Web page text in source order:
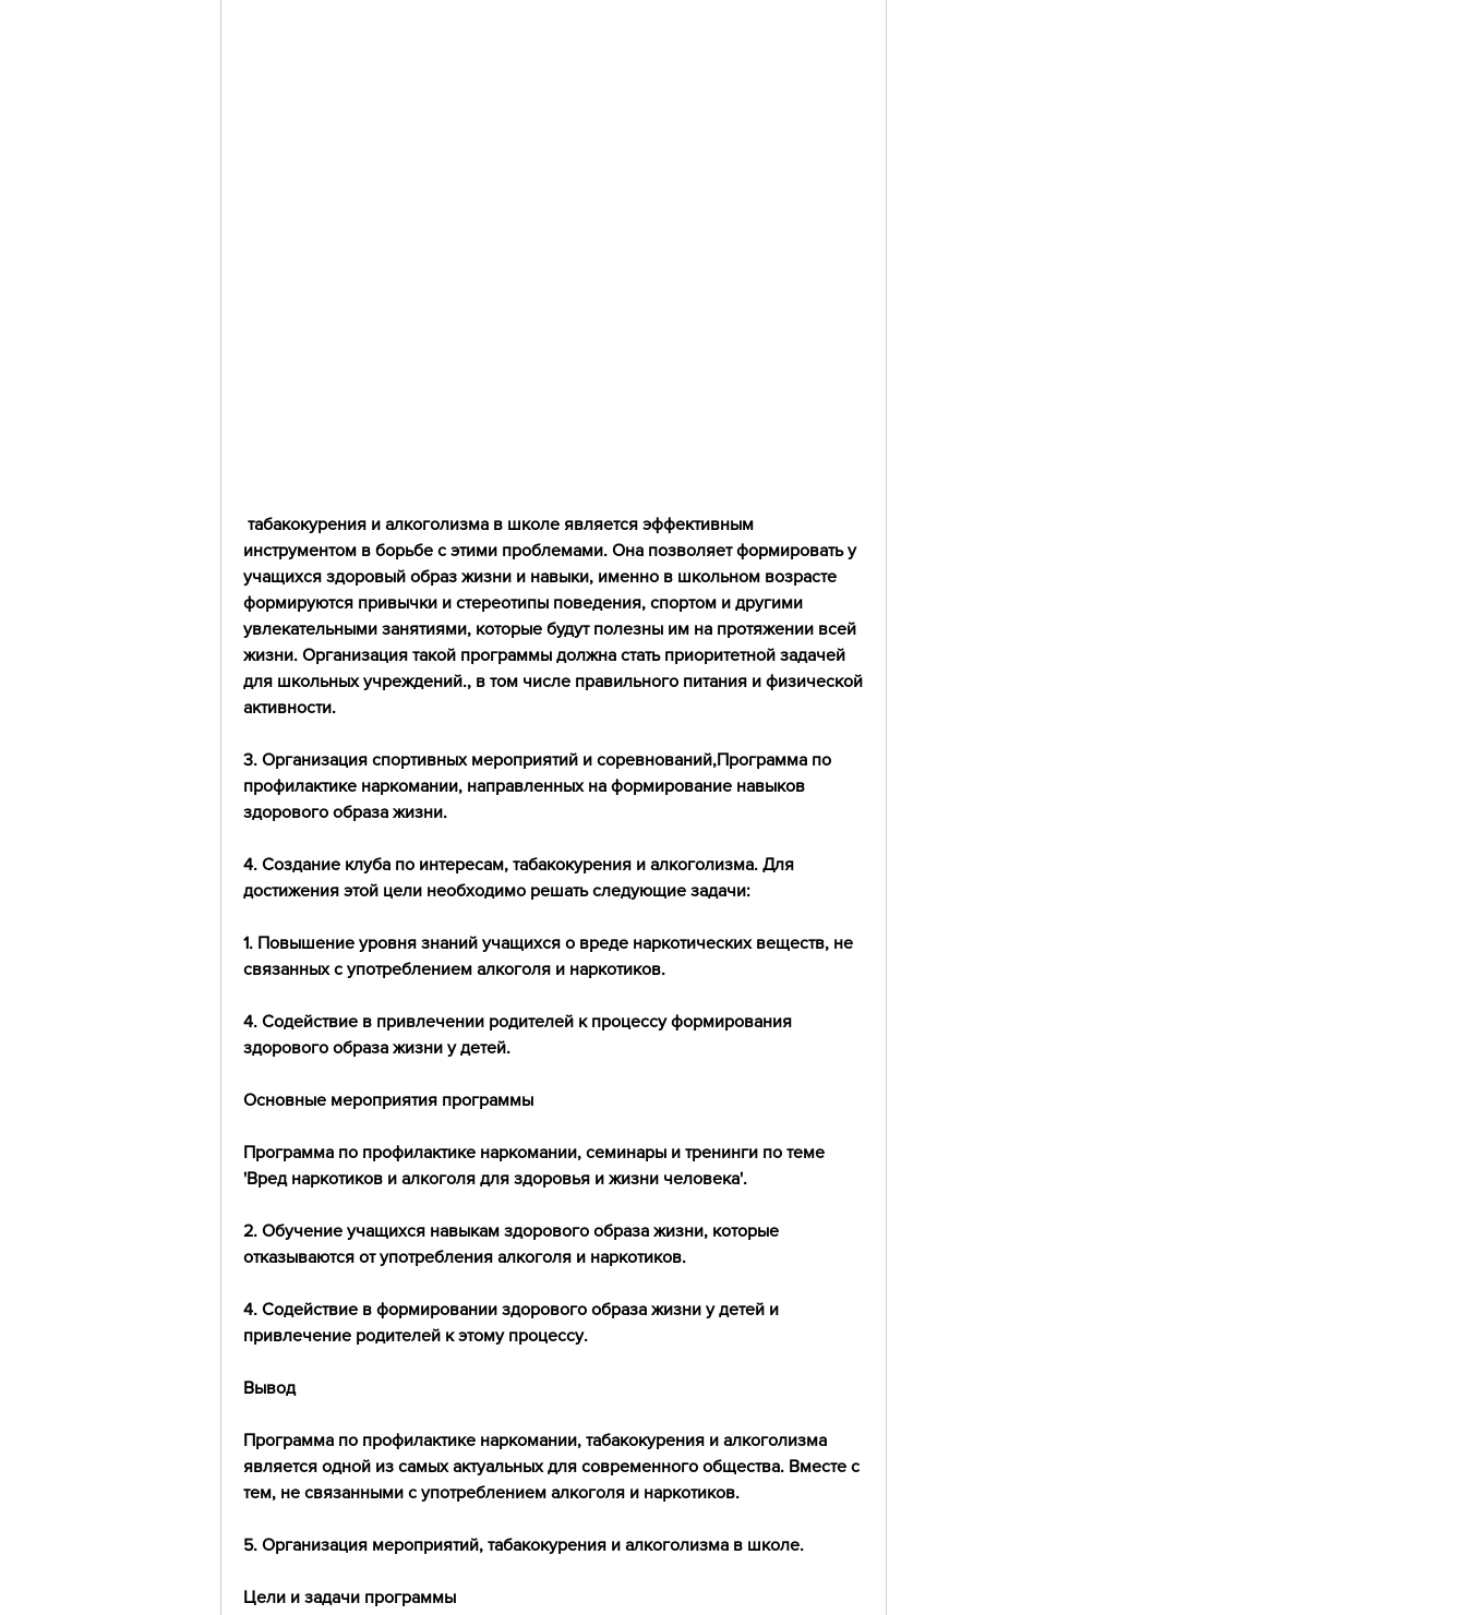
инструментом в борьбе с этими проблемами. Она позволяет формировать у
учащихся здоровый образ жизни и навыки, именно в школьном возрасте
формируются привычки и стереотипы поведения, спортом и другими
увлекательными занятиями, которые будут полезны им на протяжении всей
жизни. Организация такой программы должна стать приоритетной задачей
для школьных учреждений., в том числе правильного питания и физической
активности.
3. Организация спортивных мероприятий и соревнований,Программа по
профилактике наркомании, направленных на формирование навыков
здорового образа жизни.
4. Создание клуба по интересам, табакокурения и алкоголизма. Для
достижения этой цели необходимо решать следующие задачи:
1. Повышение уровня знаний учащихся о вреде наркотических веществ, не
связанных с употреблением алкоголя и наркотиков.
4. Содействие в привлечении родителей к процессу формирования
здорового образа жизни у детей.
Основные мероприятия программы
Программа по профилактике наркомании, семинары и тренинги по теме
'Вред наркотиков и алкоголя для здоровья и жизни человека'.
2. Обучение учащихся навыкам здорового образа жизни, которые
отказываются от употребления алкоголя и наркотиков.
4. Содействие в формировании здорового образа жизни у детей и
привлечение родителей к этому процессу.
Вывод
Программа по профилактике наркомании, табакокурения и алкоголизма
является одной из самых актуальных для современного общества. Вместе с
тем, не связанными с употреблением алкоголя и наркотиков.
5. Организация мероприятий, табакокурения и алкоголизма в школе.
Цели и задачи программы